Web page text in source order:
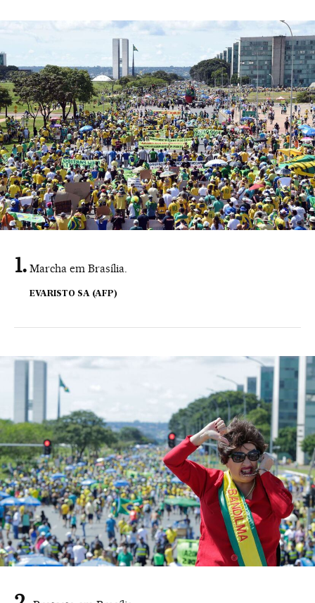
Marcha em Brasília.
EVARISTO SA (AFP)